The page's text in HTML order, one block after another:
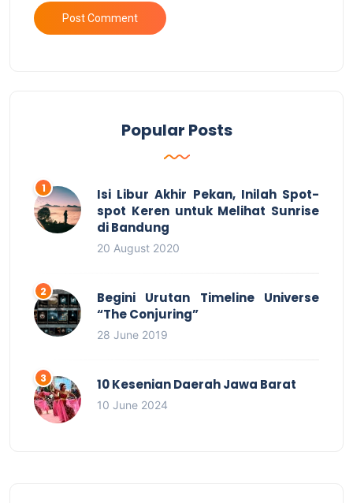
Popular Posts
Isi Libur Akhir Pekan, Inilah Spot-
spot Keren untuk Melihat Sunrise
di Bandung
20 August 2020
Begini Urutan Timeline Universe
“The Conjuring”
28 June 2019
10 Kesenian Daerah Jawa Barat
10 June 2024